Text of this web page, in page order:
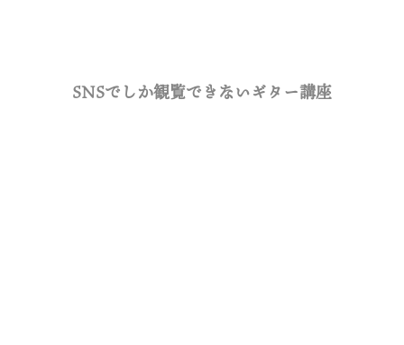
SNSでしか観覧できないギター講座